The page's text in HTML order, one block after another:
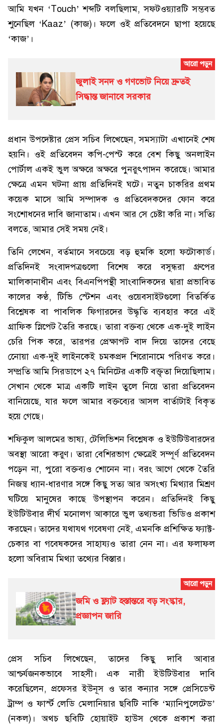
আমি যখন ‘Touch’ শব্দটি বলছিলাম, সফটওয়্যারটি সম্ভবত
শুনেছিল ‘Kaaz’ (কাজ)। ফলে ওই প্রতিবেদনে ছাপা হয়েছে
‘কাজ’।
জুলাই সনদ ও গণভোট নিয়ে দ্রুতই
সিদ্ধান্ত জানাবে সরকার
প্রধান উপদেষ্টার প্রেস সচিব লিখেছেন, সমস্যাটা এখানেই শেষ
হয়নি। ওই প্রতিবেদন কপি-পেস্ট করে বেশ কিছু অনলাইন
পোর্টাল একই ভুল অক্ষরে অক্ষরে পুনরুৎপাদন করেছে। আমার
ক্ষেত্রে এমন ঘটনা প্রায় প্রতিদিনই ঘটে। নতুন চাকরির প্রথম
কয়েক মাসে আমি সম্পাদক ও প্রতিবেদকদের ফোন করে
সংশোধনের দাবি জানাতাম। এখন আর সে চেষ্টা করি না। সত্যি
বলতে, আমার সেই সময় নেই।
তিনি লেখেন, বর্তমানে সবচেয়ে বড় হুমকি হলো ফটোকার্ড।
প্রতিদিনই সংবাদপত্রগুলো বিশেষ করে বসুন্ধরা গ্রুপের
মালিকানাধীন এবং বিএনপিপন্থী সাংবাদিকদের দ্বারা প্রভাবিত
কালের কণ্ঠ, টিভি স্টেশন এবং ওয়েবসাইটগুলো বিতর্কিত
বিশ্লেষক বা পাবলিক ফিগারদের উদ্ধৃতি ব্যবহার করে এই
গ্রাফিক স্নিপেট তৈরি করছে। তারা বক্তব্য থেকে এক-দুই লাইন
চেরি পিক করে, তারপর প্রেক্ষাপট বাদ দিয়ে তাদের বেছে
নেোয়া এক-দুই লাইনকেই চমকপ্রদ শিরোনামে পরিণত করে।
সম্প্রতি আমি সিরডাপে ২৭ মিনিটের একটি বক্তৃতা দিয়েছিলাম।
সেখান থেকে মাত্র একটি লাইন তুলে নিয়ে তারা প্রতিবেদন
বানিয়েছে, যার ফলে আমার বক্তব্যের আসল বার্তাটাই বিকৃত
হয়ে গেছে।
শফিকুল আলমের ভাষ্য, টেলিভিশন বিশ্লেষক ও ইউটিউবারদের
অবস্থা আরো করুণ। তারা বেশিরভাগ ক্ষেত্রেই সম্পূর্ণ প্রতিবেদন
পড়েন না, পুরো বক্তব্যও শোনেন না। বরং আগে থেকে তৈরি
নিজস্ব ধ্যান-ধারণার সঙ্গে কিছু সত্য আর অসংখ্য মিথ্যার মিশ্রণ
ঘটিয়ে মানুষের কাছে উপস্থাপন করেন। প্রতিদিনই কিছু
ইউটিউবার দীর্ঘ মনোলগ আকারে ভুল তথ্যভরা ভিডিও প্রকাশ
করছেন। তাদের যথাযথ গবেষণা নেই, এমনকি প্রশিক্ষিত ফ্যাক্ট-
চেকার বা গবেষকদের সাহায্যও তারা নেন না। এর ফলাফল
হলো অবিরাম মিথ্যা তথ্যের বিস্তার।
জমি ও ফ্ল্যাট হস্তান্তরে বড় সংস্কার,
প্রজ্ঞাপন জারি
প্রেস সচিব লিখেছেন, তাদের কিছু দাবি আবার
আশ্চর্যজনকভাবে সাহসী। এক নারী ইউটিউবার দাবি
করেছিলেন, প্রফেসর ইউনূস ও তার কন্যার সঙ্গে প্রেসিডেন্ট
ট্রাম্প ও ফার্স্ট লেডি মেলানিয়ার ছবিটি নাকি ‘ম্যানিপুলেটেড’
(নকল)। অথচ ছবিটি হোয়াইট হাউস থেকে প্রকাশ করা